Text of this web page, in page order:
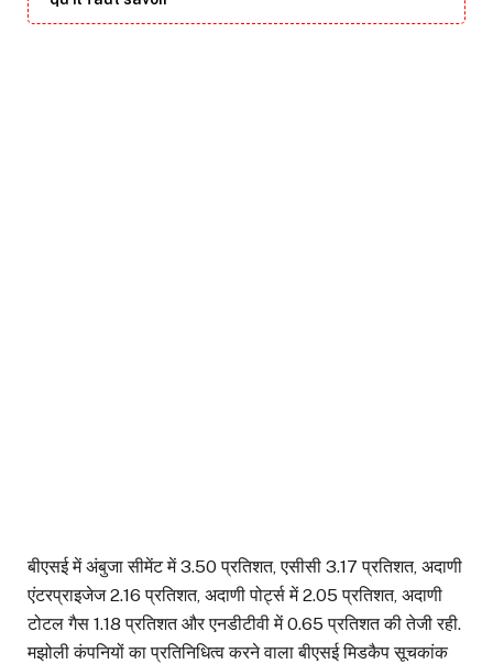
बीएसई में अंबुजा सीमेंट में 3.50 प्रतिशत, एसीसी 3.17 प्रतिशत, अदाणी
एंटरप्राइजेज 2.16 प्रतिशत, अदाणी पोर्ट्स में 2.05 प्रतिशत, अदाणी
टोटल गैस 1.18 प्रतिशत और एनडीटीवी में 0.65 प्रतिशत की तेजी रही.
मझोली कंपनियों का प्रतिनिधित्व करने वाला बीएसई मिडकैप सूचकांक